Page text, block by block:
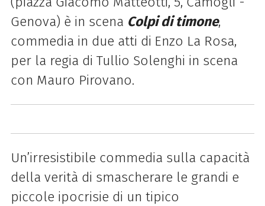
Genova) è in scena Colpi di timone,
commedia in due atti di Enzo La Rosa,
per la regia di Tullio Solenghi in scena
con Mauro Pirovano.
Un’irresistibile commedia sulla capacità
della verità di smascherare le grandi e
piccole ipocrisie di un tipico